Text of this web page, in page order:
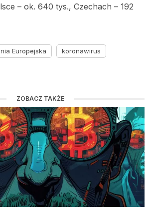
– ok. 640 tys., Czechach – 192
Europejska koronawirus
ZOBACZ TAKŻE